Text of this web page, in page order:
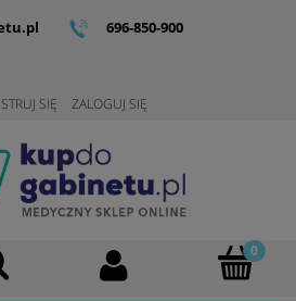
696-850-900
SIĘ ZALOGUJ SIĘ